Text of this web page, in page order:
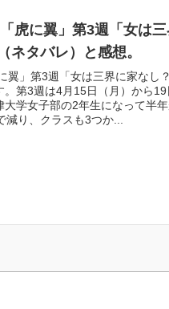
虎に翼」第3週「女は
ネタバレ）と感想。
翼」第3週「女は三界に家なし
。第3週は4月15日（月）から
学女子部の2年生になって半
り、クラスも3つか...